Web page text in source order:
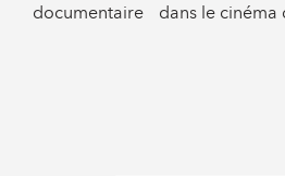
documentaire dans le cinéma